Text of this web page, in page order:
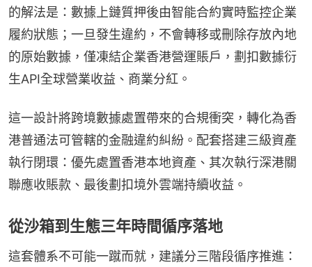
的解法是：數據上鏈質押後由智能合約實時監控企業
履約狀態；一旦發生違約，不會轉移或刪除存放內地
的原始數據，僅凍結企業香港營運賬戶，劃扣數據衍
生API全球營業收益、商業分紅。
這一設計將跨境數據處置帶來的合規衝突，轉化為香
港普通法可管轄的金融違約糾紛。配套搭建三級資產
執行閉環：優先處置香港本地資產、其次執行深港關
聯應收賬款、最後劃扣境外雲端持續收益。
從沙箱到生態三年時間循序落地
這套體系不可能一蹴而就，建議分三階段循序推進：